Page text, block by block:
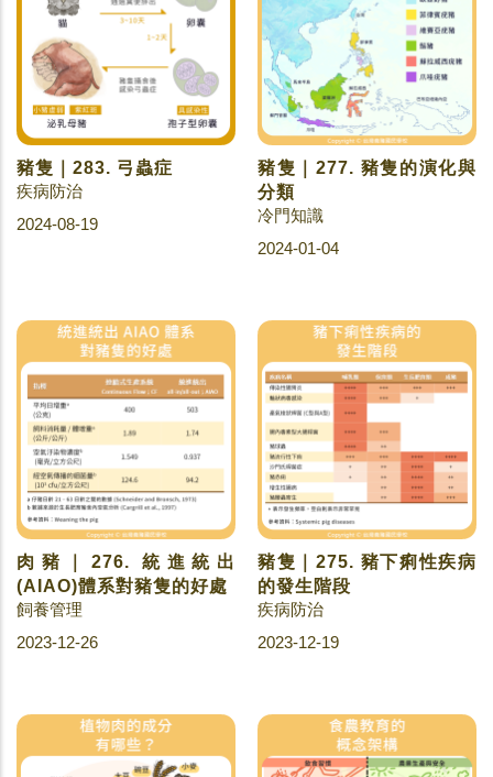
豬隻｜283. 弓蟲症
疾病防治
2024-08-19
豬隻｜277. 豬隻的演化與
分類
冷門知識
2024-01-04
肉豬｜276. 統進統出
(AIAO)體系對豬隻的好處
飼養管理
2023-12-26
豬隻｜275. 豬下痢性疾病
的發生階段
疾病防治
2023-12-19